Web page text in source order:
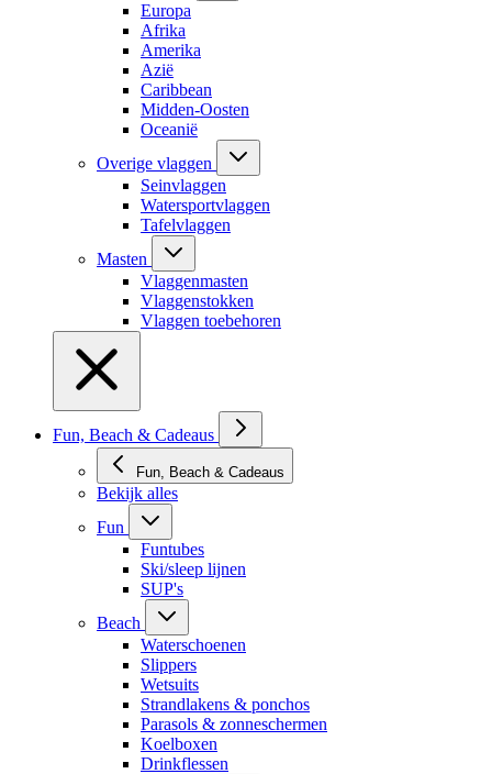
Europa
Afrika
Amerika
Azië
Caribbean
Midden-Oosten
Oceanië
Overige vlaggen
Seinvlaggen
Watersportvlaggen
Tafelvlaggen
Masten
Vlaggenmasten
Vlaggenstokken
Vlaggen toebehoren
Fun, Beach & Cadeaus
Fun, Beach & Cadeaus
Bekijk alles
Fun
Funtubes
Ski/sleep lijnen
SUP's
Beach
Waterschoenen
Slippers
Wetsuits
Strandlakens & ponchos
Parasols & zonneschermen
Koelboxen
Drinkflessen